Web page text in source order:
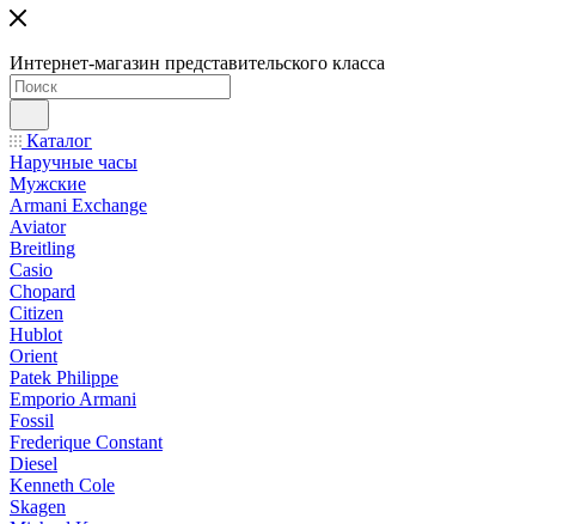
Интернет-магазин представительского класса
Каталог
Наручные часы
Мужские
Armani Exchange
Aviator
Breitling
Casio
Chopard
Citizen
Hublot
Orient
Patek Philippe
Emporio Armani
Fossil
Frederique Constant
Diesel
Kenneth Cole
Skagen